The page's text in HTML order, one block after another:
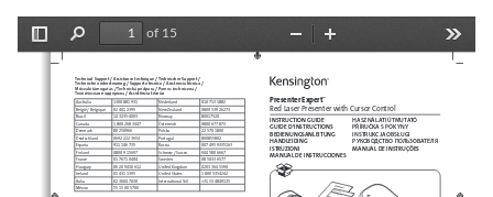
Sidebar
Find
of 15
Zoom
Presenter Expert™
Red Laser Presenter with Cursor Control
INSTRUCTION GUIDE
HASZNÁLATI ÚTMUTATÓ
GUIDE D’INSTRUCTIONS
PŘÍRUČKA S POKYNY
BEDIENUNGSANLEITUNG
INSTRUKCJA OBSŁUGI
HANDLEIDING
РУКОВОДСТВО ПОЛЬЗОВАТЕЛЯ
ISTRUZIONI
MANUAL DE INSTRUÇÕES
MANUAL DE INSTRUCCIONES
INSTRUCTION GUIDE
Technical Support / Assistance technique / Technischer Support /
Technische ondersteuning / Supporto tecnico / Asistencia técnica /
Műszaki támogatás / Technická podpora / Pomoc techniczna /
Техническая поддержка / Assistência técnica
Australia
1300 881 931 Nederland
010 713 1882
België / Belgique
02 401 2395 New Zealand
0800 539 26273
Brasil
14 3235-4003 Norway
80017520
Canada
1 800 268 3447 Österreich
0800 677 873
Denmark
80 250966 Polska
22 570 18 00
Deutschland
0692 222 3654 Portugal
800855802
España
911 146 735 Russia
007 495 933 5163
Finland
0800 9 15697 Schweiz / Suisse
044 580 6667
France
01 7671 0404 Sweden
08 5033 6577
Hungary
06 20 9430 612 United Kingdom
0203 364 5390
Ireland
01 431 1395 United States
1 800 535 4242
Italia
02 3604 7030 International Toll
+31 53 484 9135
México
55 15 00 57 00